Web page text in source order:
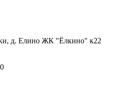
д. Елино ЖК "Ёлкино" к22